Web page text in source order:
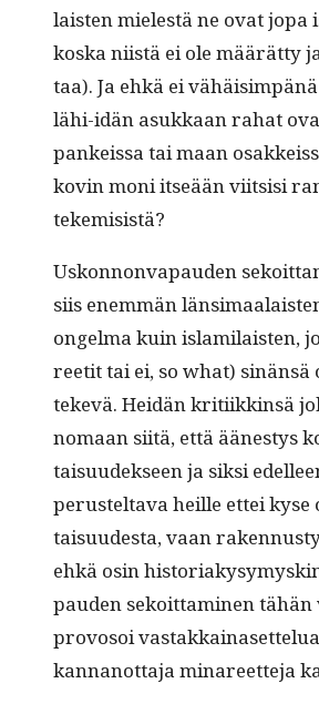
lais­ten mielestä ne ovat jopa
kos­ka niistä ei ole määrät­ty
taa). Ja ehkä ei
lähi-idän asukkaan rahat
pankeis­sa tai maan
kovin moni itseään viit­sisi
tekemisistä?
Uskon­non­va­pau­den
siis enem­män
ongel­ma kuin islami­lais­ten,
reetit tai ei, so what)
tekevä. Hei­dän kri­ti­ikkin­sä
no­maan siitä, että äänestys
taisu­udek­seen ja sik­si
perustelta­va heille ettei
taisu­ud­es­ta, vaan
ehkä osin
pau­den sekoit­ta­mi­nen tähän
provosoi
kan­nan­ot­ta­ja mina­reet­te­ja